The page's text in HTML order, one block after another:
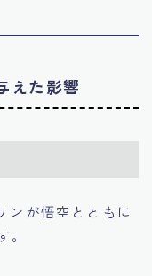
えた影響
ンが悟空とともに